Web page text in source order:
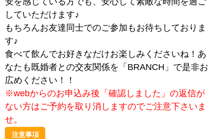
していただけます♪
もちろんお友達同士でのご参加もお待ちしておりま
す♪
食べて飲んでお好きなだけお楽しみくださいね！あ
なたも既婚者との交友関係を「BRANCH」で是非お
広めください！！
※webからのお申込み後「確認しました」の返信が
ない方はご予約を取り消しますのでご注意下さいま
せ。
注意事項